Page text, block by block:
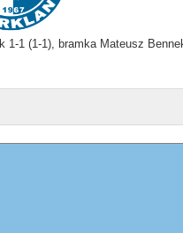
1-1 (1-1), bramka Mateusz